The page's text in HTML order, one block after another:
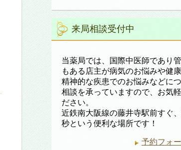
来局相談受付中
当薬局では、国際中医師であり
もある店主が病気のお悩みや健康
精神的な疾患でのお悩みなどに
相談を承っていますので、お気
ださい。
近鉄南大阪線の藤井寺駅前すぐ
秒という便利な場所です！
予約フォ